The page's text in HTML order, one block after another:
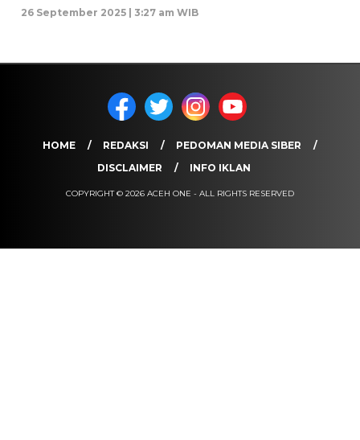
26 September 2025 | 3:27 am WIB
HOME REDAKSI
PEDOMAN MEDIA SIBER
DISCLAIMER
INFO IKLAN
COPYRIGHT © 2026 ACEH ONE - ALL RIGHTS RESERVED